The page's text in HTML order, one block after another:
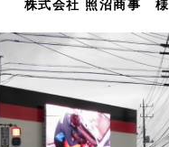
株式会社 照沼商事 様